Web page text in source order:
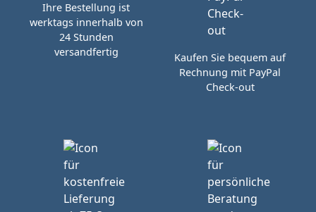
Ihre Bestellung ist
werktags innerhalb von
24 Stunden
versandfertig
Kaufen Sie bequem auf
Rechnung mit PayPal
Check-out